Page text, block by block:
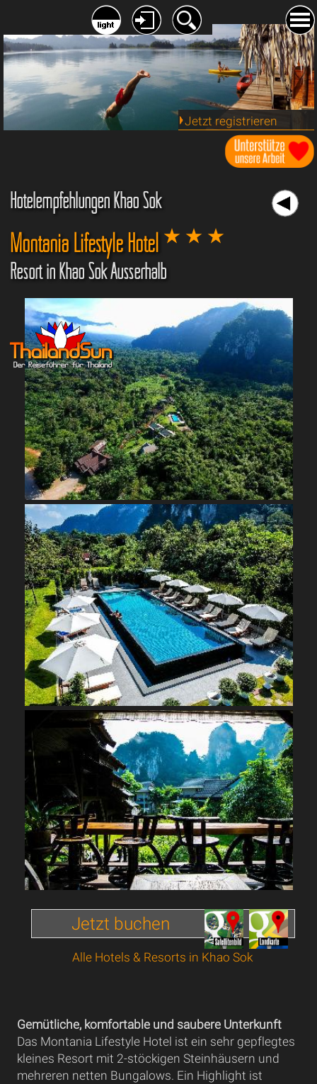
Jetzt registrieren
Hotelempfehlungen Khao Sok
Montania Lifestyle Hotel
Resort in Khao Sok Ausserhalb
Jetzt buchen
Alle Hotels & Resorts in Khao Sok
Gemütliche, komfortable und saubere Unterkunft
Das Montania Lifestyle Hotel ist ein sehr gepflegtes
kleines Resort mit 2-stöckigen Steinhäusern und
mehreren netten Bungalows. Ein Highlight ist